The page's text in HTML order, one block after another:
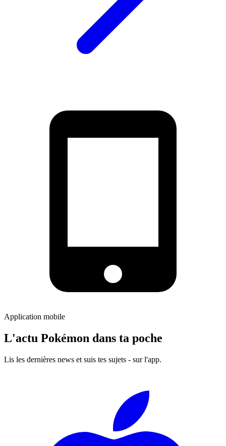
Application mobile
L'actu Pokémon dans ta poche
Lis les dernières news et suis tes sujets - sur l'app.